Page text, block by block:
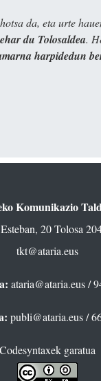
da, eta urte
du Tolosaldea.
harpidedun
Komunikazio
20 Tolosa
tkt@ataria.eus
ataria@ataria.eus/
publi@ataria.eus/
Codesyntaxek garatua